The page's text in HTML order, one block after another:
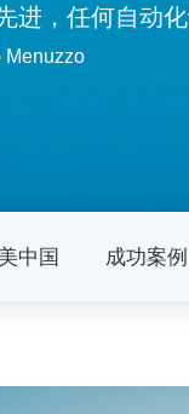
进，任何自动
中国 成功案例